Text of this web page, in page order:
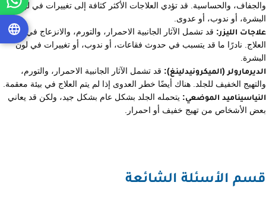
والجفاف، والحساسية. قد تؤدي العلاجات الأكثر كثافة إلى تغييرات في لون
البشرة، أو ندوب، أو عدوى.
علاجات الليزر: قد تشمل الآثار الجانبية الاحمرار، والتورم، والانزعاج في موقع
العلاج. نادرًا ما قد يتسبب في حدوث فقاعات، أو ندوب، أو تغييرات في لون
البشرة.
الديرمارولر (الميكرونيدلينغ): قد تشمل الآثار الجانبية الاحمرار، والتورم،
والتهيج الخفيف للجلد. هناك أيضًا خطر العدوى إذا لم يتم العلاج في بيئة معقمة.
النياسيناميد الموضعي: يتحمله الجلد بشكل عام بشكل جيد، ولكن قد يعاني
بعض الأشخاص من تهيج خفيف أو احمرار.
قسم الأسئلة الشائعة